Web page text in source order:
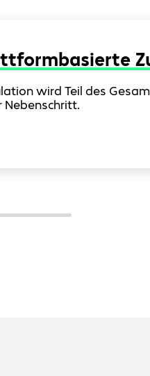
wird Teil des
Nebenschritt.